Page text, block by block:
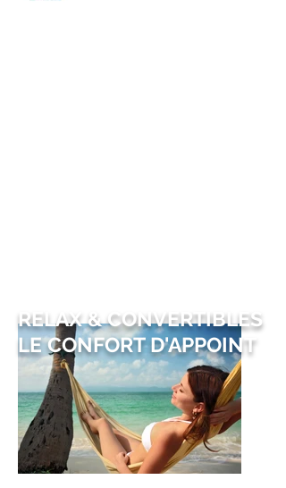
RELAX & CONVERTIBLES
LE CONFORT D'APPOINT